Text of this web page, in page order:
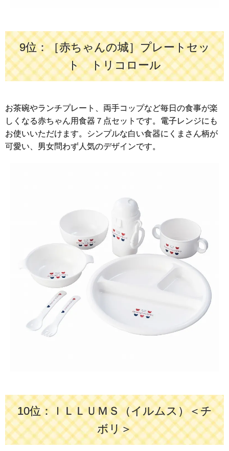
9位：［赤ちゃんの城］プレートセッ
ト トリコロール
お茶碗やランチプレート、両手コップなど毎日の食事が楽
しくなる赤ちゃん用食器７点セットです。電子レンジにも
お使いいただけます。シンプルな白い食器にくまさん柄が
可愛い、男女問わず人気のデザインです。
10位：ＩＬＬＵＭＳ（イルムス）＜チ
ボリ＞